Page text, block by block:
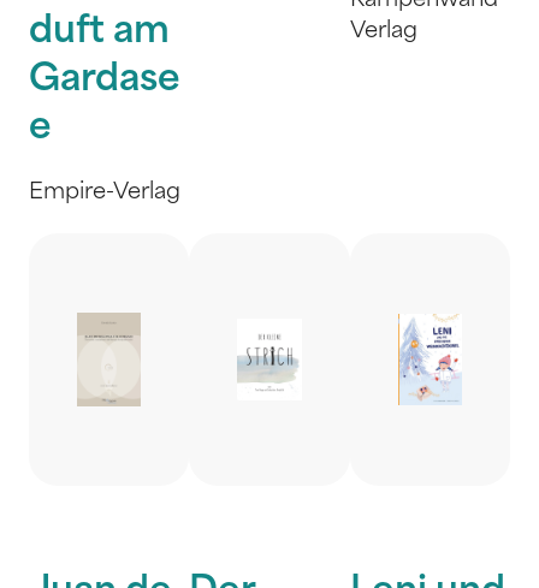
duft am
Gardase
e
Empire-Verlag
Verlag